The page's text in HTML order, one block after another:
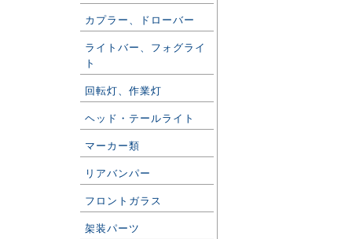
カプラー、ドローバー
ライトバー、フォグライ
ト
回転灯、作業灯
ヘッド・テールライト
マーカー類
リアバンパー
フロントガラス
架装パーツ